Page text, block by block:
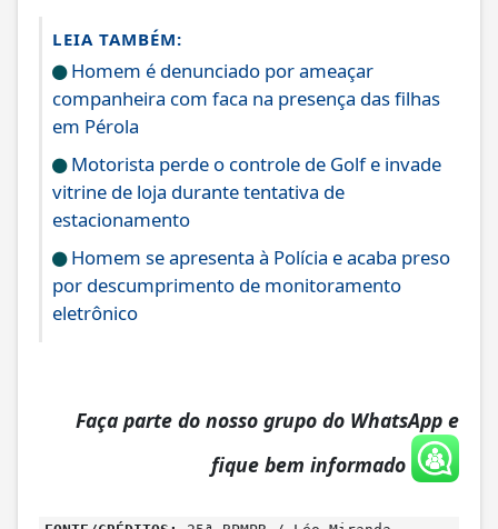
LEIA TAMBÉM:
Homem é denunciado por ameaçar
companheira com faca na presença das filhas
em Pérola
Motorista perde o controle de Golf e invade
vitrine de loja durante tentativa de
estacionamento
Homem se apresenta à Polícia e acaba preso
por descumprimento de monitoramento
eletrônico
Faça parte do nosso grupo do WhatsApp e
fique bem informado